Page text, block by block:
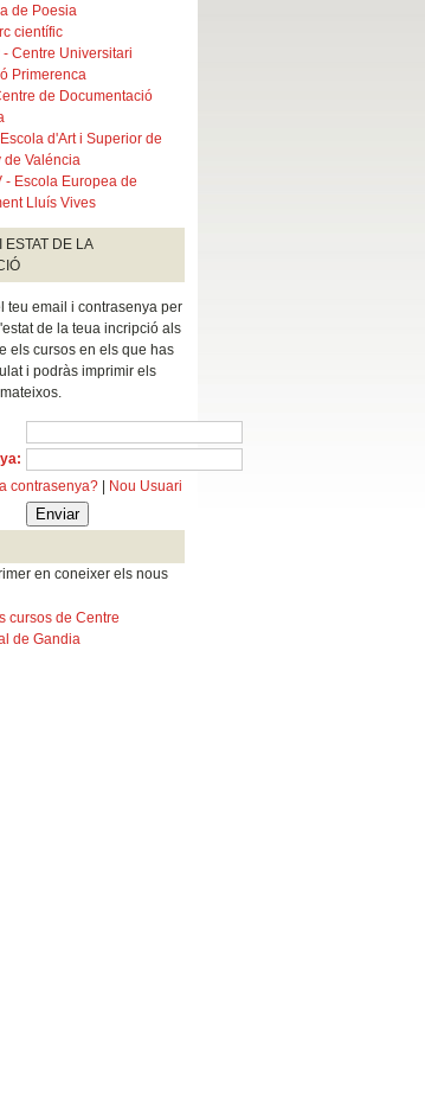
de Poesia
científic
Centre Universitari
Primerenca
de Documentació
d'Art i Superior de
de Valéncia
- Escola Europea de
Lluís Vives
ESTAT DE LA
teu email i contrasenya per
de la teua incripció als
els cursos en els que has
i podràs imprimir els
:
contrasenya?| Nou Usuari
en coneixer els nous
cursos de Centre
de Gandia